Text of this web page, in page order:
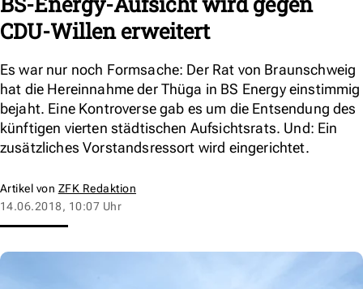
CDU-Willen erweitert
Es war nur noch Formsache: Der Rat von Braunschweig
hat die Hereinnahme der Thüga in BS Energy einstimmig
bejaht. Eine Kontroverse gab es um die Entsendung des
künftigen vierten städtischen Aufsichtsrats. Und: Ein
zusätzliches Vorstandsressort wird eingerichtet.
Artikel von ZFK Redaktion
14.06.2018, 10:07 Uhr